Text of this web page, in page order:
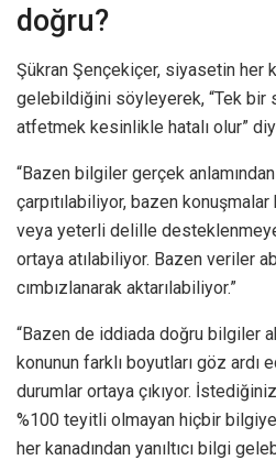
doğru?
Şükran Şençekiçer, siyasetin her
gelebildiğini söyleyerek, “Tek bir
atfetmek kesinlikle hatalı olur”
“Bazen bilgiler gerçek anlamından
çarpıtılabiliyor, bazen konuşmalar
veya yeterli delille
ortaya atılabiliyor. Bazen veriler
cımbızlanarak aktarılabiliyor.”
“Bazen de iddiada doğru bilgiler
konunun farklı boyutları göz ardı
durumlar ortaya çıkıyor.
%100 teyitli olmayan hiçbir
her kanadından yanıltıcı bilgi